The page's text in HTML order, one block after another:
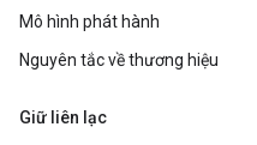
Mô hình phát hành
Nguyên tắc về thương hiệu
Giữ liên lạc